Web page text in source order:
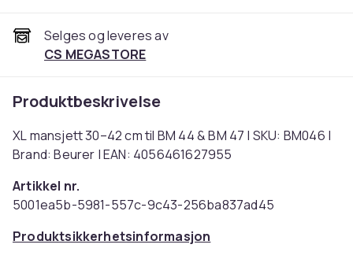
Selges og leveres av
CS MEGASTORE
Produktbeskrivelse
XL mansjett 30–42 cm til BM 44 & BM 47 | SKU: BM046 |
Brand: Beurer | EAN: 4056461627955
Artikkel nr.
5001ea5b-5981-557c-9c43-256ba837ad45
Produktsikkerhetsinformasjon